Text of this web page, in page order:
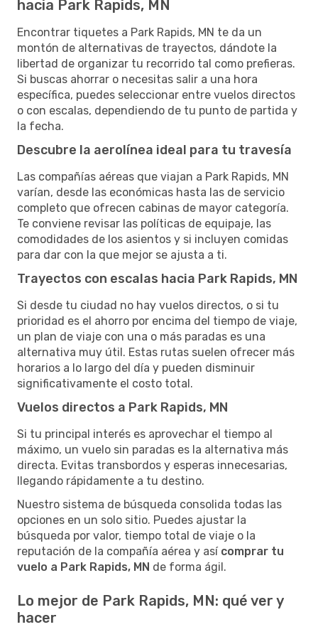
hacia Park Rapids, MN
Encontrar tiquetes a Park Rapids, MN te da un
montón de alternativas de trayectos, dándote la
libertad de organizar tu recorrido tal como prefieras.
Si buscas ahorrar o necesitas salir a una hora
específica, puedes seleccionar entre vuelos directos
o con escalas, dependiendo de tu punto de partida y
la fecha.
Descubre la aerolínea ideal para tu travesía
Las compañías aéreas que viajan a Park Rapids, MN
varían, desde las económicas hasta las de servicio
completo que ofrecen cabinas de mayor categoría.
Te conviene revisar las políticas de equipaje, las
comodidades de los asientos y si incluyen comidas
para dar con la que mejor se ajusta a ti.
Trayectos con escalas hacia Park Rapids, MN
Si desde tu ciudad no hay vuelos directos, o si tu
prioridad es el ahorro por encima del tiempo de viaje,
un plan de viaje con una o más paradas es una
alternativa muy útil. Estas rutas suelen ofrecer más
horarios a lo largo del día y pueden disminuir
significativamente el costo total.
Vuelos directos a Park Rapids, MN
Si tu principal interés es aprovechar el tiempo al
máximo, un vuelo sin paradas es la alternativa más
directa. Evitas transbordos y esperas innecesarias,
llegando rápidamente a tu destino.
Nuestro sistema de búsqueda consolida todas las
opciones en un solo sitio. Puedes ajustar la
búsqueda por valor, tiempo total de viaje o la
reputación de la compañía aérea y así comprar tu
vuelo a Park Rapids, MN de forma ágil.
Lo mejor de Park Rapids, MN: qué ver y
hacer